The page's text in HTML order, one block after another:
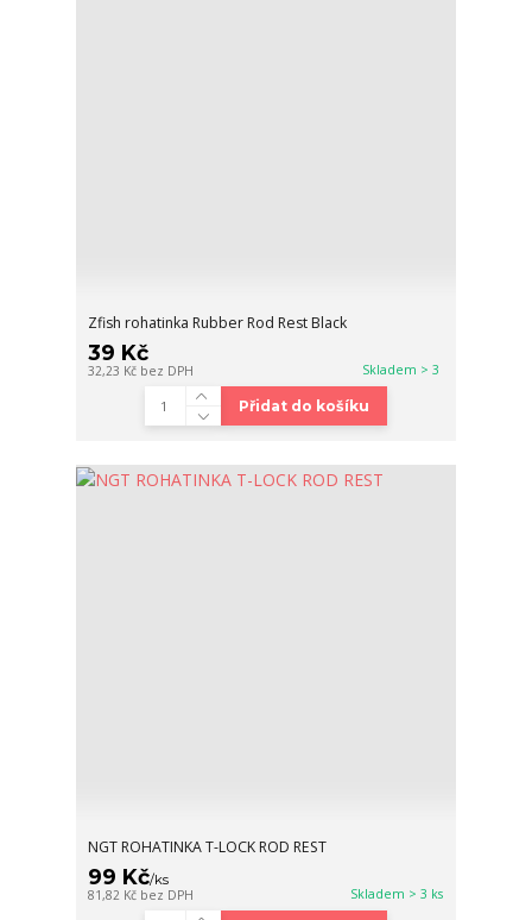
Zfish rohatinka Rubber Rod Rest Black
39 Kč
32,23 Kč bez DPH Skladem > 3
Přidat do košíku
NGT ROHATINKA T-LOCK ROD REST
99 Kč/ks
81,82 Kč bez DPH Skladem > 3 ks